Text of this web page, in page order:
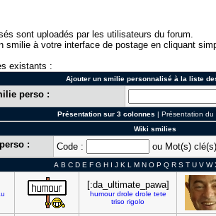
sont uploadés par les utilisateurs du forum.
smilie à votre interface de postage en cliquant
existants :
Ajouter un smilie personnalisé à la liste
perso :
Présentation sur 3 colonnes | Présentation du
Wiki smilies
: Code : ou Mot(s)
A B C D E F G H I J K L M N O P Q R S T U V W
[:da_ultimate_pawa]
humour drole drole tete
triso rigolo